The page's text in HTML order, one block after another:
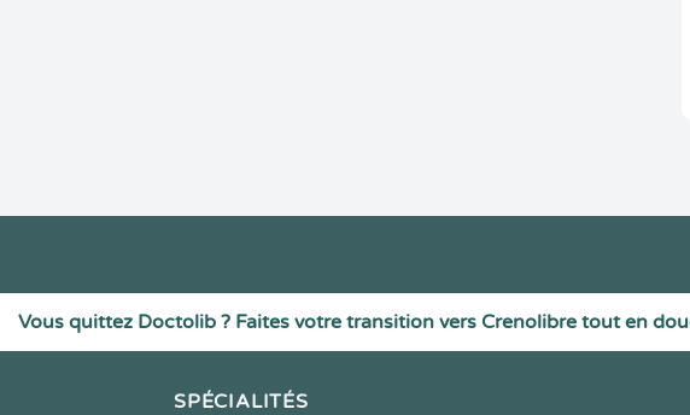
Vous quittez Doctolib ? Faites votre transition vers Crenolibre tout en
SPÉCIALITÉS